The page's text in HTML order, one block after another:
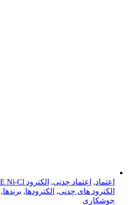
اعتماد, اعتماد چدنی, الکترود E Ni-Cl
الکترود های چدنی, الکترودها, برندها,
جوشکاری